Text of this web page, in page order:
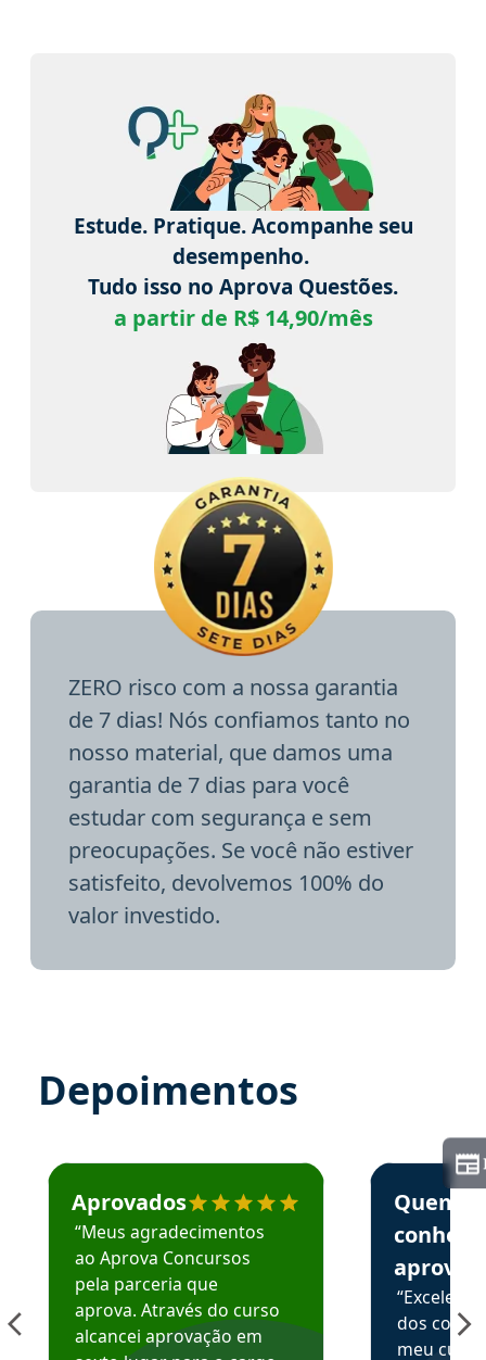
Estude. Pratique. Acompanhe seu
desempenho.
Tudo isso no Aprova Questões.
a partir de R$ 14,90/mês
ZERO risco com a nossa garantia
de 7 dias! Nós confiamos tanto no
nosso material, que damos uma
garantia de 7 dias para você
estudar com segurança e sem
preocupações. Se você não estiver
satisfeito, devolvemos 100% do
valor investido.
Depoimentos
Estudante José recomenda o Aprova Concursos em
Aprovados
“Meus agradecimentos
ao Aprova Concursos
pela parceria que
aprova. Através do curso
alcancei aprovação em
Estudante
Quem
aprova
dos
meu